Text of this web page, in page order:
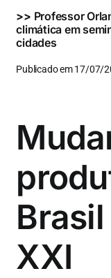
>> Professor
climática em
cidades
Publicado em 17/07/
XXI